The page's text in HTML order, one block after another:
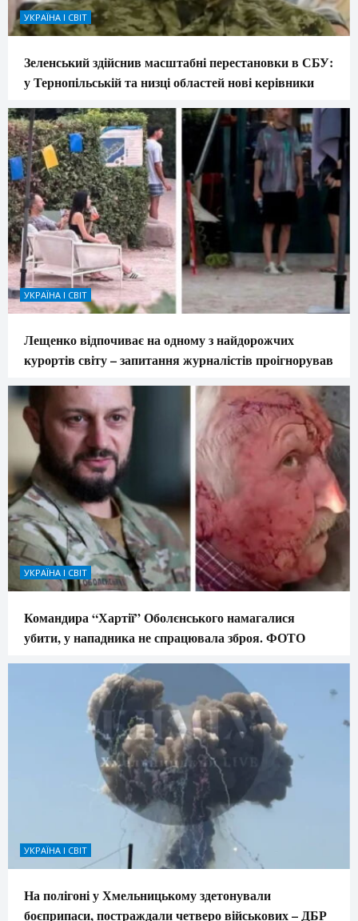
УКРАЇНА І СВІТ
Зеленський здійснив масштабні перестановки в СБУ:
у Тернопільській та низці областей нові керівники
УКРАЇНА І СВІТ
Лещенко відпочиває на одному з найдорожчих
курортів світу – запитання журналістів проігнорував
УКРАЇНА І СВІТ
Командира “Хартії” Оболєнського намагалися
убити, у нападника не спрацювала зброя. ФОТО
УКРАЇНА І СВІТ
На полігоні у Хмельницькому здетонували
боєприпаси, постраждали четверо військових – ДБР